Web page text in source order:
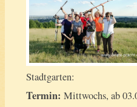
Stadtgarten:
Termin: Mittwochs, ab